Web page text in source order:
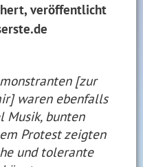
veröffentlicht
[zur
waren ebenfalls
Musik, bunten
Protest zeigten
und tolerante